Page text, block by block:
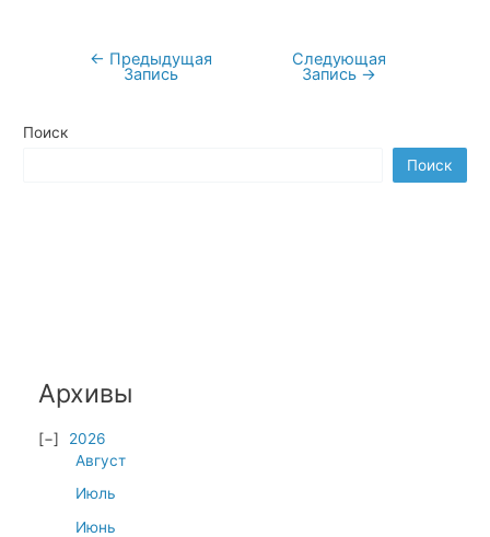
Навигация
← Предыдущая
Запись
Следующая
Запись →
Поиск
Поиск
Архивы
2026
Август
Июль
Июнь